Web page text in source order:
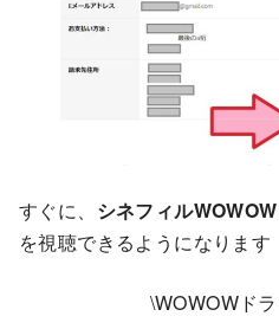
すぐに、 シネフィル
を視聴できるようになります
\WOWOWド